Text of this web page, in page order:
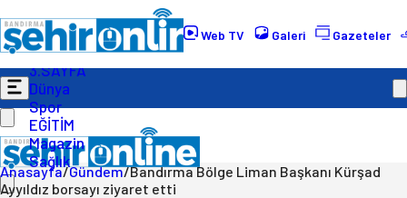
Web TV Galeri Gazeteler
Gündem
Ekonomi
Politika
3.SAYFA
Dünya
Spor
EĞİTİM
Magazin
Sağlık
Anasayfa/Gündem/Bandırma Bölge Liman Başkanı Kürşad
Ayyıldız borsayı ziyaret etti